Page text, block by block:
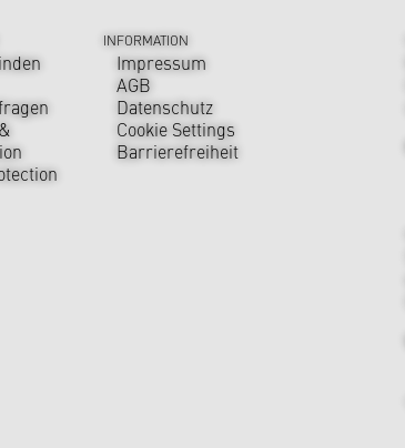
INFORMATION
Impressum
AGB
Datenschutz
Cookie Settings
Barrierefreiheit